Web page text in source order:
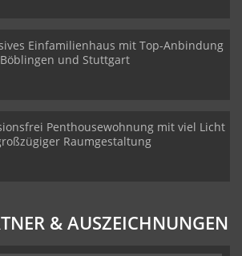
Einfamilienhaus mit Top-Anbindung
und Stuttgart
Penthousewohnung mit viel Licht
Raumgestaltung
& AUSZEICHNUNGEN